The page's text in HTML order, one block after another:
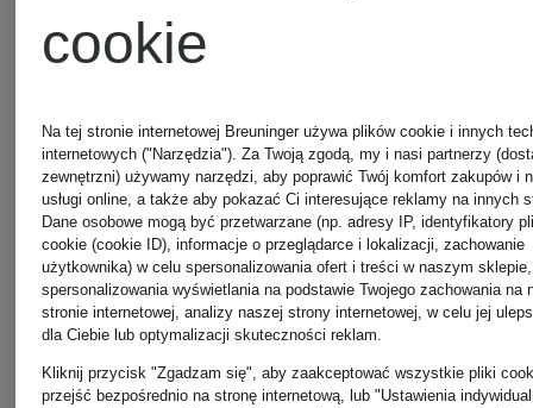
Mix &
Match
DIGEL
Spodnie
do
promocyjny
Mix &
Match
DIGEL
Spodnie
cookie
Na tej stronie internetowej Breuninger używa plików cookie i innych
internetowych ("Narzędzia"). Za Twoją zgodą, my i nasi partnerzy
zewnętrzni) używamy narzędzi, aby poprawić Twój komfort zakupów i
usługi online, a także aby pokazać Ci interesujące reklamy na innych
Dane osobowe mogą być przetwarzane (np. adresy IP, identyfikatory
cookie (cookie ID), informacje o przeglądarce i lokalizacji, zachowanie
użytkownika) w celu spersonalizowania ofert i treści w naszym sklepie,
spersonalizowania wyświetlania na podstawie Twojego zachowania na
stronie internetowej, analizy naszej strony internetowej, w celu jej
dla Ciebie lub optymalizacji skuteczności reklam.
Kliknij przycisk "Zgadzam się", aby zaakceptować wszystkie pliki
przejść bezpośrednio na stronę internetową, lub "Ustawienia